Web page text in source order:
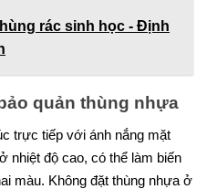
rác sinh học - Định
quản thùng nhựa
trực tiếp với ánh nắng mặt
nhiệt độ cao, có thể làm biến
màu. Không đặt thùng nhựa ở